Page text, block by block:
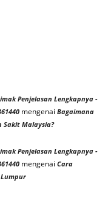
Penjelasan Lengkapnya -
mengenai Bagaimana
Sakit Malaysia?
Penjelasan Lengkapnya -
mengenai Cara